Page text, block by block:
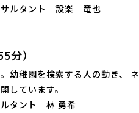
サルタント 設楽 竜也
）
幼稚園を検索する人の動き、
しています。
タント 林 勇希